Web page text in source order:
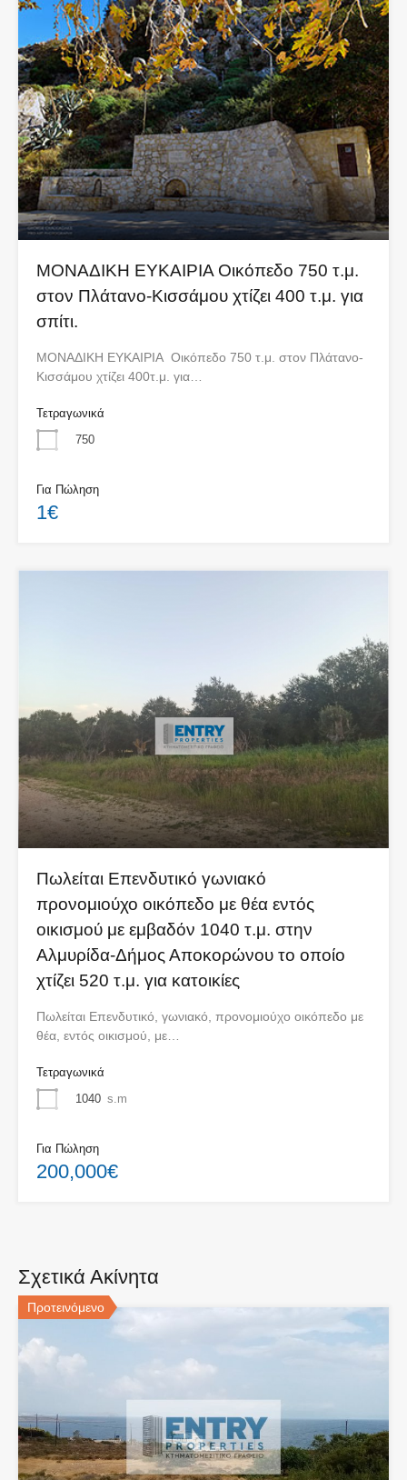
ΜΟΝΑΔΙΚΗ ΕΥΚΑΙΡΙΑ Οικόπεδο 750 τ.μ.
στον Πλάτανο-Κισσάμου χτίζει 400 τ.μ. για
σπίτι.
ΜΟΝΑΔΙΚΗ ΕΥΚΑΙΡΙΑ Οικόπεδο 750 τ.μ. στον Πλάτανο-
Κισσάμου χτίζει 400τ.μ. για…
Τετραγωνικά
750
Για Πώληση
1€
Πωλείται Επενδυτικό γωνιακό
προνομιούχο οικόπεδο με θέα εντός
οικισμού με εμβαδόν 1040 τ.μ. στην
Αλμυρίδα-Δήμος Αποκορώνου το οποίο
χτίζει 520 τ.μ. για κατοικίες
Πωλείται Επενδυτικό, γωνιακό, προνομιούχο οικόπεδο με
θέα, εντός οικισμού, με…
Τετραγωνικά
1040 s.m
Για Πώληση
200,000€
Σχετικά Ακίνητα
Προτεινόμενο